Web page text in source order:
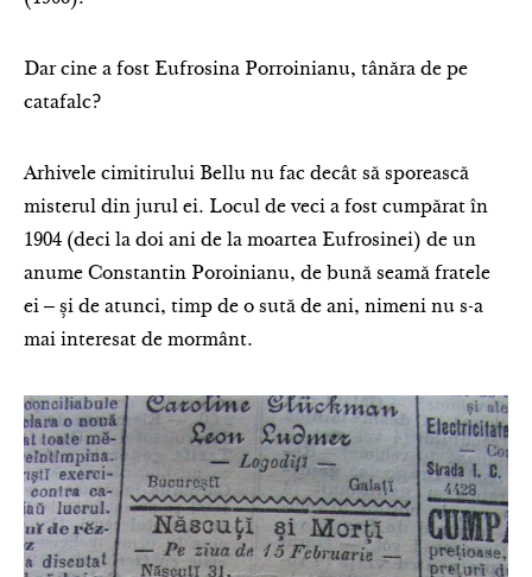
Dar cine a fost Eufrosina Porroinianu, tânăra de pe
catafalc?
Arhivele cimitirului Bellu nu fac decât să sporească
misterul din jurul ei. Locul de veci a fost cumpărat în
1904 (deci la doi ani de la moartea Eufrosinei) de un
anume Constantin Poroinianu, de bună seamă fratele
ei ‒ și de atunci, timp de o sută de ani, nimeni nu s-a
mai interesat de mormânt.